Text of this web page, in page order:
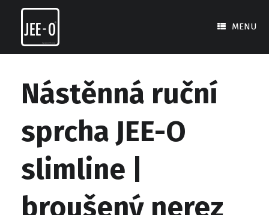
content
MENU
Nástěnná ruční
sprcha JEE-O
slimline |
broušený nerez